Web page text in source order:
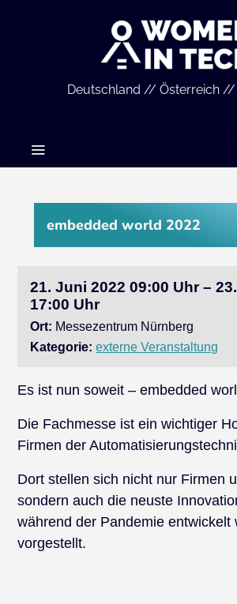
Deutschland // Österreich //
embedded world 2022
21. Juni 2022 09:00 Uhr –
17:00 Uhr
Ort: Messezentrum Nürnberg
Kategorie: externe Veranstaltung
Es ist nun soweit – embedded
Die Fachmesse ist ein wichtiger
Firmen der
Dort stellen sich nicht nur Firmen
sondern auch die neuste
während der Pandemie entwickelt
vorgestellt.